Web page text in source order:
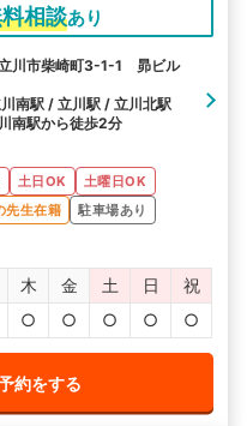
相談あり
川市柴崎町3-1-1 昴ビル
南駅 / 立川駅 / 立川北駅
南駅から徒歩2分
土日OK
土曜日OK
先生在籍
駐車場あり
木 金 土 日
祝
○ ○ ○ ○ ○
約をする